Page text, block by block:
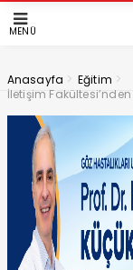
MENÜ
Anasayfa > Eğitim >
İletişim